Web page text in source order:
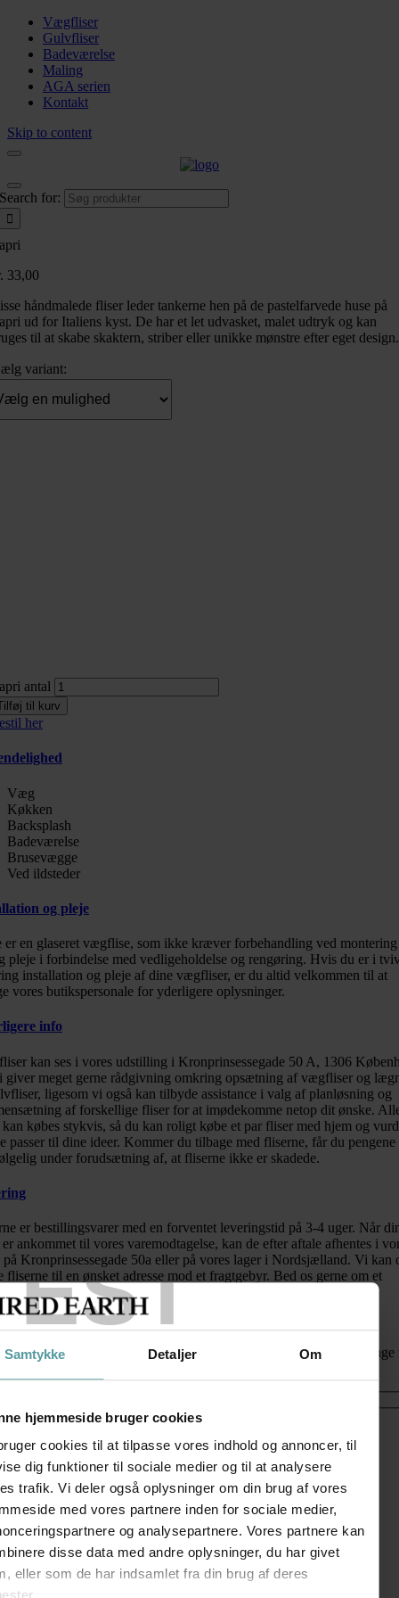
Samtykke Detaljer Om
hjemmeside bruger cookies
cookies til at tilpasse vores indhold og annoncer, til
dig funktioner til sociale medier og til at analysere
trafik. Vi deler også oplysninger om din brug af vores
med vores partnere inden for sociale medier,
og analysepartnere. Vores partnere kan
disse data med andre oplysninger, du har givet
eller som de har indsamlet fra din brug af deres
Vægfliser
Gulvfliser
Badeværelse
Maling
AGA serien
Kontakt
Skip to content
Search for:
33,00
håndmalede fliser leder tankerne hen på de pastelfarvede huse på
ud for Italiens kyst. De har et let udvasket, malet udtryk og kan
til at skabe skaktern, striber eller unikke mønstre efter eget design.
variant:
antal
til kurv
her
Væg
Køkken
Backsplash
Badeværelse
Brusevægge
Ved ildsteder
og pleje
er en glaseret vægflise, som ikke kræver forbehandling ved
pleje i forbindelse med vedligeholdelse og rengøring. Hvis du er i
installation og pleje af dine vægfliser, er du altid velkommen til at
vores butikspersonale for yderligere oplysninger.
info
kan ses i vores udstilling i Kronprinsessegade 50 A, 1306
giver meget gerne rådgivning omkring opsætning af vægfliser og
ligesom vi også kan tilbyde assistance i valg af planløsning og
af forskellige fliser for at imødekomme netop dit ønske.
købes stykvis, så du kan roligt købe et par fliser med hjem og
passer til dine ideer. Kommer du tilbage med fliserne, får du pengene
under forudsætning af, at fliserne ikke er skadede.
er bestillingsvarer med en forventet leveringstid på 3-4 uger. Når
ankommet til vores varemodtagelse, kan de efter aftale afhentes i
Kronprinsessegade 50a eller på vores lager i Nordsjælland. Vi kan
fliserne til en ønsket adresse mod et fragtgebyr. Bed os gerne om et
formularen med detaljer for din bestilling. Herefter vender vi tilbage